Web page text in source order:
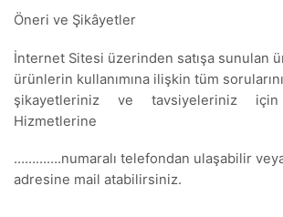
Öneri ve Şikâyetler
İnternet Sitesi üzerinden satışa sunulan
ürünlerin kullanımına ilişkin tüm
şikayetleriniz ve tavsiyeleriniz
Hizmetlerine
………….numaralı telefondan ulaşabilir
adresine mail atabilirsiniz.